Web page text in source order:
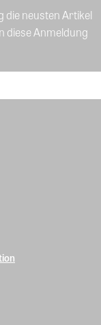
die neusten Artikel
diese Anmeldung